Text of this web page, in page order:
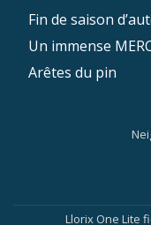
Fin de saison
Un immense
Arêtes du pin
Llorix One Lite